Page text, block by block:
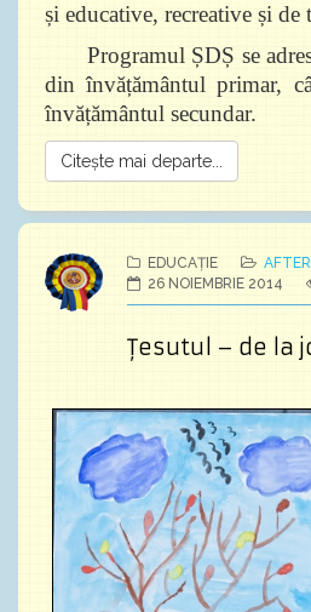
și educative, recreative și de
Programul ȘDȘ se
din învățământul primar,
învățământul secundar.
Citește mai departe...
EDUCAȚIE
26 NOIEMBRIE 2014
Ţesutul – de la